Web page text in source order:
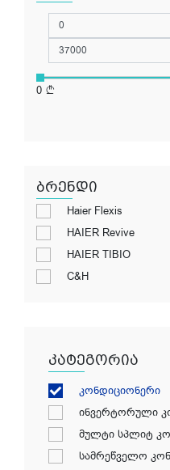
0
ბრენდი
Haier Flexis
HAIER Revive
HAIER TIBIO
C&H
კატეგორია
კონდიციონერი
ინვერტორული
მულტი სპლიტ
სამრეწველო